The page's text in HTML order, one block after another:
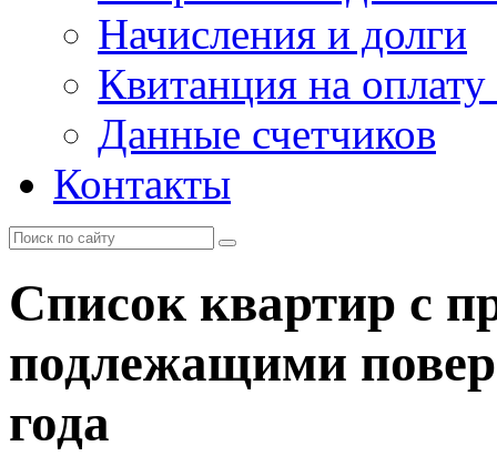
Начисления и долги
Квитанция на
Данные счетчиков
Контакты
Список квартир с
подлежащими
года